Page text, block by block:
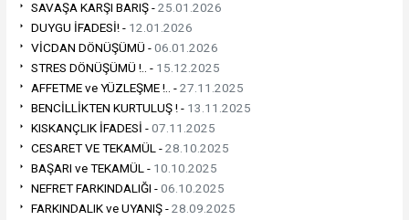
SAVAŞA KARŞI BARIŞ -25.01.2026
DUYGU İFADESİ! - 12.01.2026
VİCDAN DÖNÜŞÜMÜ -06.01.2026
STRES DÖNÜŞÜMÜ !.. - 15.12.2025
AFFETME ve YÜZLEŞME !.. -27.11.2025
BENCİLLİKTEN KURTULUŞ ! - 13.11.2025
KISKANÇLIK İFADESİ -07.11.2025
CESARET VE TEKAMÜL -28.10.2025
BAŞARI ve TEKAMÜL - 10.10.2025
NEFRET FARKINDALIĞI -06.10.2025
FARKINDALIK ve UYANIŞ -28.09.2025